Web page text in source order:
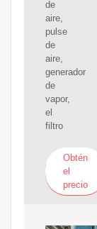
de
aire,
pulse
de
aire,
generador
de
vapor,
el
filtro
Obtén
el
precio